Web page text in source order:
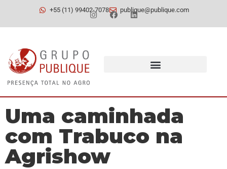
+55 (11) 99402-7078 publique@publique.com
Uma caminhada
com Trabuco na
Agrishow